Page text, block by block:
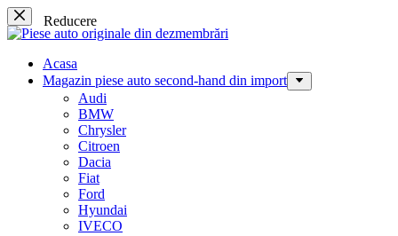
Sari
la
Acasa
Magazin piese auto second-hand din import
Audi
BMW
Chrysler
Citroen
Dacia
Fiat
Ford
Hyundai
IVECO
Reducere